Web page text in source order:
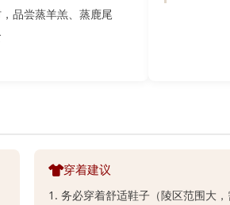
品尝蒸羊羔、蒸鹿尾
穿着建议
1. 务必穿着舒适鞋子（陵区范围大